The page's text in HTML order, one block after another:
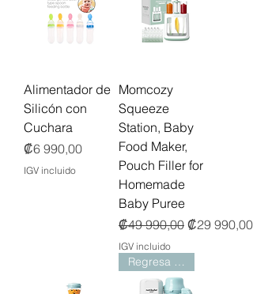
Alimentador de
Silicón con
Cuchara
Precio
₡6 990,00
IGV incluido
Momcozy
Squeeze
Station, Baby
Food Maker,
Pouch Filler for
Homemade
Baby Puree
Precio
₡49 990,00 Precio de
₡29 990,00
IGV incluido
Regresa 22 de Marzo